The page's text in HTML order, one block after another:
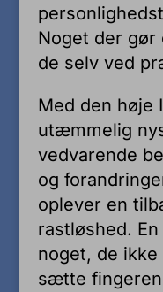
Noget der gør
de selv ved
Med den høje
utæmmelig
vedvarende
og
oplever en
rastløshed.
noget, de
sætte